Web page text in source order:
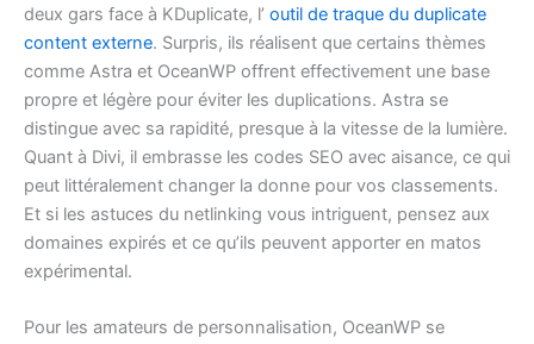
deux gars face à KDuplicate, l’ outil de traque du duplicate
content externe. Surpris, ils réalisent que certains thèmes
comme Astra et OceanWP offrent effectivement une base
propre et légère pour éviter les duplications. Astra se
distingue avec sa rapidité, presque à la vitesse de la lumière.
Quant à Divi, il embrasse les codes SEO avec aisance, ce qui
peut littéralement changer la donne pour vos classements.
Et si les astuces du netlinking vous intriguent, pensez aux
domaines expirés et ce qu’ils peuvent apporter en matos
expérimental.
Pour les amateurs de personnalisation, OceanWP se